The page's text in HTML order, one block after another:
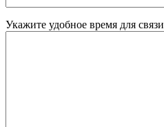
Укажите удобное время для связи